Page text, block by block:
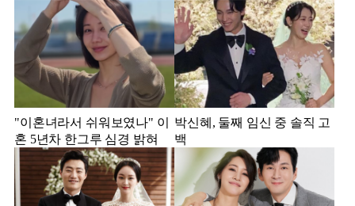
"이혼녀라서 쉬워보였나" 이
혼 5년차 한그루 심경 밝혀
박신혜, 둘째 임신 중 솔직 고
백